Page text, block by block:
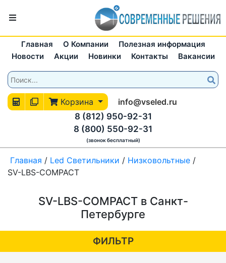
Главная О Компании
Полезная информация
Новости
Акции Новинки Контакты Вакансии
Корзина
info@vseled.ru
8 (812) 950-92-31
8 (800) 550-92-31
(звонок бесплатный)
Главная / Led Светильники / Низковольтные /
SV-LBS-COMPACT
SV-LBS-COMPACT в Санкт-
Петербурге
ФИЛЬТР